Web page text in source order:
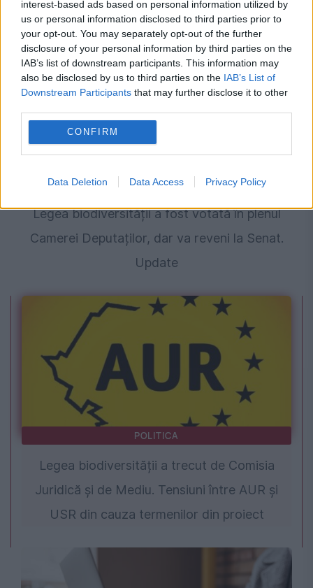
interest-based ads based on personal information utilized by
us or personal information disclosed to third parties prior to
your opt-out. You may separately opt-out of the further
disclosure of your personal information by third parties on the
IAB’s list of downstream participants. This information may
also be disclosed by us to third parties on the IAB’s List of
Downstream Participants that may further disclose it to other
CONFIRM
Data Deletion Data Access Privacy Policy
cauza Ghiseul.ro
POLITICA
Legea biodiversității a fost votată în plenul
Camerei Deputaților, dar va reveni la Senat.
Update
POLITICA
Legea biodiversității a trecut de Comisia
Juridică și de Mediu. Tensiuni între AUR și
USR din cauza termenilor din proiect